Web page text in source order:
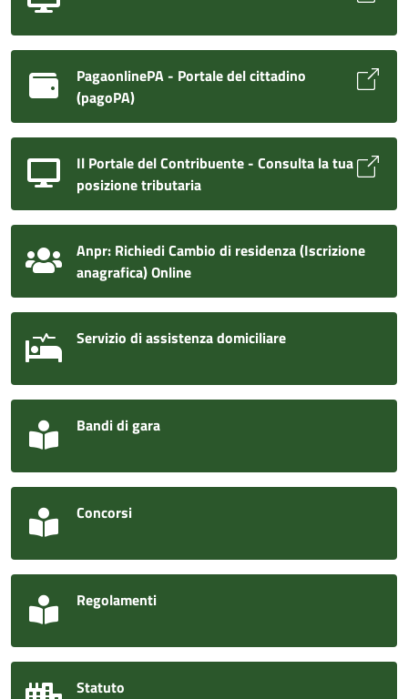
PagaonlinePA - Portale del cittadino
(pagoPA)
Il Portale del Contribuente - Consulta la tua
posizione tributaria
Anpr: Richiedi Cambio di residenza (Iscrizione
anagrafica) Online
Servizio di assistenza domiciliare
Bandi di gara
Concorsi
Regolamenti
Statuto